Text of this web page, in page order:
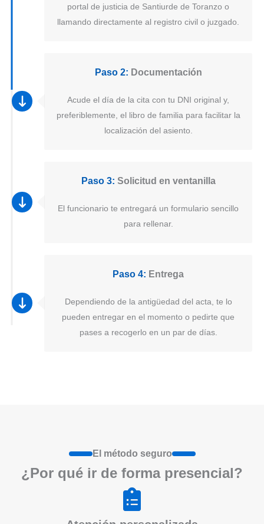
portal de justicia de Santiurde de Toranzo o
llamando directamente al registro civil o juzgado.
Paso 2: Documentación
Acude el día de la cita con tu DNI original y,
preferiblemente, el libro de familia para facilitar la
localización del asiento.
Paso 3: Solicitud en ventanilla
El funcionario te entregará un formulario sencillo
para rellenar.
Paso 4: Entrega
Dependiendo de la antigüedad del acta, te lo
pueden entregar en el momento o pedirte que
pases a recogerlo en un par de días.
El método seguro
¿Por qué ir de formapresencial?